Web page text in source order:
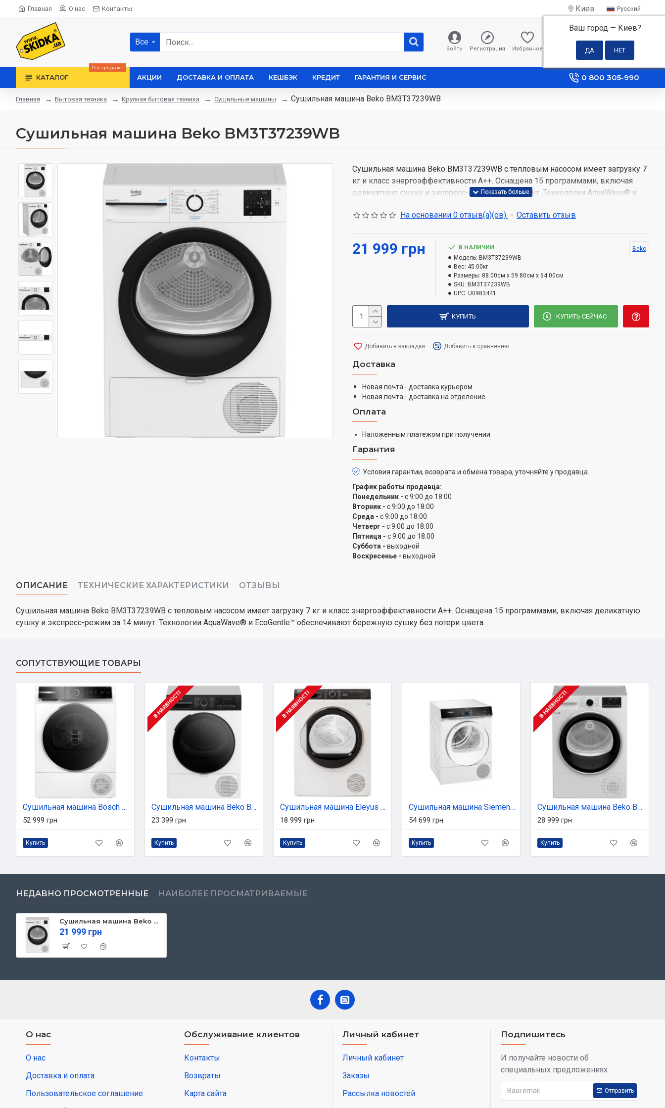
Главная О нас Контакты Киев
Ваш город — Киев?
Русский
Все
Войти Регистрация Избранное
0 грн
КАТАЛОГ
Распродажа
АКЦИИ ДОСТАВКА И ОПЛАТА КЕШБЭК КРЕДИТ ГАРАНТИЯ И СЕРВИС 0 800 305-990
Главная Бытовая техника Крупная бытовая техника Сушильные машины Сушильная машина Beko BM3T37239WB
Сушильная машина Beko BM3T37239WB
Сушильная машина Beko BM3T37239WB с тепловым насосом имеет загрузку 7
кг и класс энергоэффективности A++. Оснащена 15 программами, включая
деликатную сушку и экспресс-режим за 14 минут. Технологии AquaWave® и
На основании 0 отзыв(а)(ов). - Оставить отзыв
21 999 грн
В НАЛИЧИИ
Модель: BM3T37239WB
Вес: 45.00кг
Размеры: 88.00см x 59.80см x 64.00см
SKU: BM3T37239WB
UPC: U0983441
Beko
КУПИТЬ КУПИТЬ СЕЙЧАС
Добавить в закладки Добавить к сравнению
Доставка
Новая почта - доставка курьером
Новая почта - доставка на отделение
Оплата
Наложенным платежом при получении
Гарантия
Условия гарантии, возврата и обмена товара, уточняйте у продавца.
График работы продавца:
Понедельник - с 9:00 до 18:00
Вторник - с 9:00 до 18:00
Среда - с 9:00 до 18:00
Четверг - с 9:00 до 18:00
Пятница - с 9:00 до 18:00
Суббота - выходной
Воскресенье - выходной
ОПИСАНИЕ ТЕХНИЧЕСКИЕ ХАРАКТЕРИСТИКИ ОТЗЫВЫ
Сушильная машина Beko BM3T37239WB с тепловым насосом имеет загрузку 7 кг и класс энергоэффективности A++. Оснащена 15 программами, включая деликатную
сушку и экспресс-режим за 14 минут. Технологии AquaWave® и EcoGentle™ обеспечивают бережную сушку без потери цвета.
СОПУТСТВУЮЩИЕ ТОВАРЫ
Сушильная машина Bosch WQB245B0UA
52 999 грн
Купить
В НАЯВНОСТІ
Сушильная машина Beko BM3T47239WPBB2
23 399 грн
Купить
В НАЯВНОСТІ
Сушильная машина Eleyus TDFD 08 102G HP
18 999 грн
Купить
Сушильная машина Siemens WQ45B290UA
54 699 грн
Купить
В НАЯВНОСТІ
Сушильная машина Beko B5T69233
28 999 грн
Купить
НЕДАВНО ПРОСМОТРЕННЫЕ НАИБОЛЕЕ ПРОСМАТРИВАЕМЫЕ
Сушильная машина Beko BM3T37239WB
21 999 грн
О нас
О нас
Доставка и оплата
Пользовательское соглашение
Обслуживание клиентов
Контакты
Возвраты
Карта сайта
Личный кабинет
Личный кабинет
Заказы
Рассылка новостей
Подпишитесь
И получайте новости об
специальных предложениях
Отправить